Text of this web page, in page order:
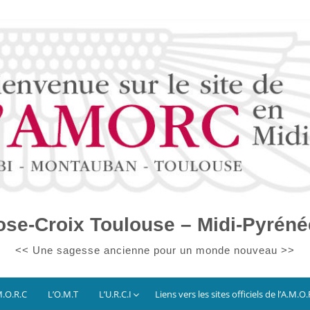
Croix Toulouse – Midi-
<< Une sagesse ancienne pour un monde nouveau >>
L’O.M.T L’U.R.C.I Liens vers les sites officiels de